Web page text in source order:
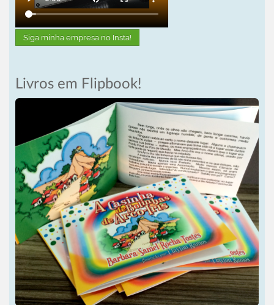
Siga minha empresa no Insta!
Livros em Flipbook!